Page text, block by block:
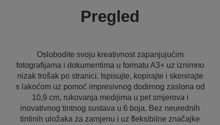
Pregled
Oslobodite svoju kreativnost zapanjujućim
fotografijama i dokumentima u formatu A3+ uz iznimno
nizak trošak po stranici. Ispisujte, kopirajte i skenirajte
s lakoćom uz pomoć impresivnog dodirnog zaslona od
10,9 cm, rukovanja medijima u pet smjerova i
inovativnog tintnog sustava u 6 boja. Bez neurednih
tintinih uložaka za zamjenu i uz fleksibilne značajke